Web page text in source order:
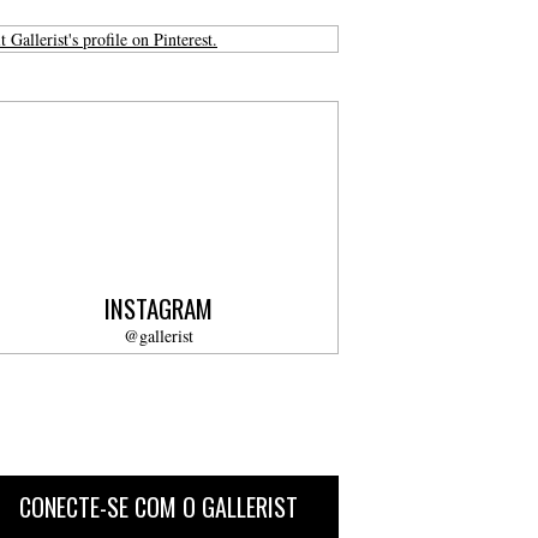
Gallerist's profile on Pinterest.
INSTAGRAM
@gallerist
CONECTE-SE COM O GALLERIST